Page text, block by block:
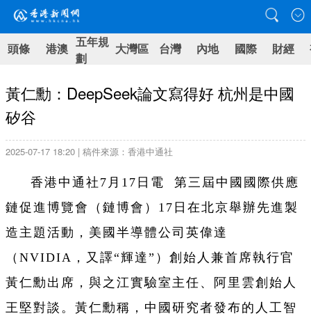
頭條 港澳 五年規
劃
大灣區 台灣 內地 國際 財經
黃仁勳：DeepSeek論文寫得好 杭州是中國
矽谷
2025-07-17 18:20 | 稿件來源：香港中通社
香港中通社7月17日電 第三屆中國國際供應
鏈促進博覽會（鏈博會）17日在北京舉辦先進製
造主題活動，美國半導體公司英偉達
（NVIDIA，又譯“輝達”）創始人兼首席執行官
黃仁勳出席，與之江實驗室主任、阿里雲創始人
王堅對談。黃仁勳稱，中國研究者發布的人工智